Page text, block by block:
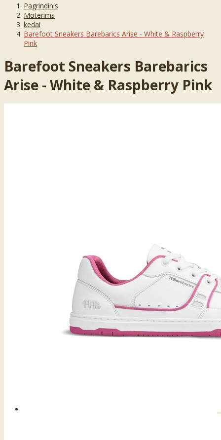
Pagrindinis
Moterims
kedai
Barefoot Sneakers Barebarics Arise - White & Raspberry
Pink
Barefoot Sneakers Barebarics
Arise - White & Raspberry Pink